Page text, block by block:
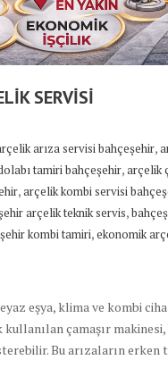
SERVİSİ
arıza servisi bahçeşehir,
tamiri bahçeşehir,arçelik
,arçelik kombi servisi
arçelik teknik servis,
kombi tamiri,ekonomik
eşya, klima ve kombi
çamaşır
Bu arızaların